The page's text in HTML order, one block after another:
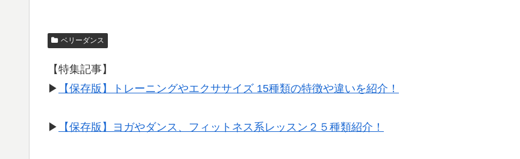
ベリーダンス
【特集記事】
▶︎
【保存版】トレーニングやエクササイズ 15種類の特徴や違いを紹介！
▶︎ 【保存版】ヨガやダンス、フィットネス系レッスン２５種類紹介！